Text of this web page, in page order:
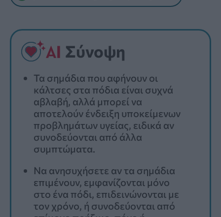
Σύνοψη
Τα σημάδια που αφήνουν οι
κάλτσες στα πόδια είναι συχνά
αβλαβή, αλλά μπορεί να
αποτελούν ένδειξη υποκείμενων
προβλημάτων υγείας, ειδικά αν
συνοδεύονται από άλλα
συμπτώματα.
Να ανησυχήσετε αν τα σημάδια
επιμένουν, εμφανίζονται μόνο
στο ένα πόδι, επιδεινώνονται με
τον χρόνο, ή συνοδεύονται από